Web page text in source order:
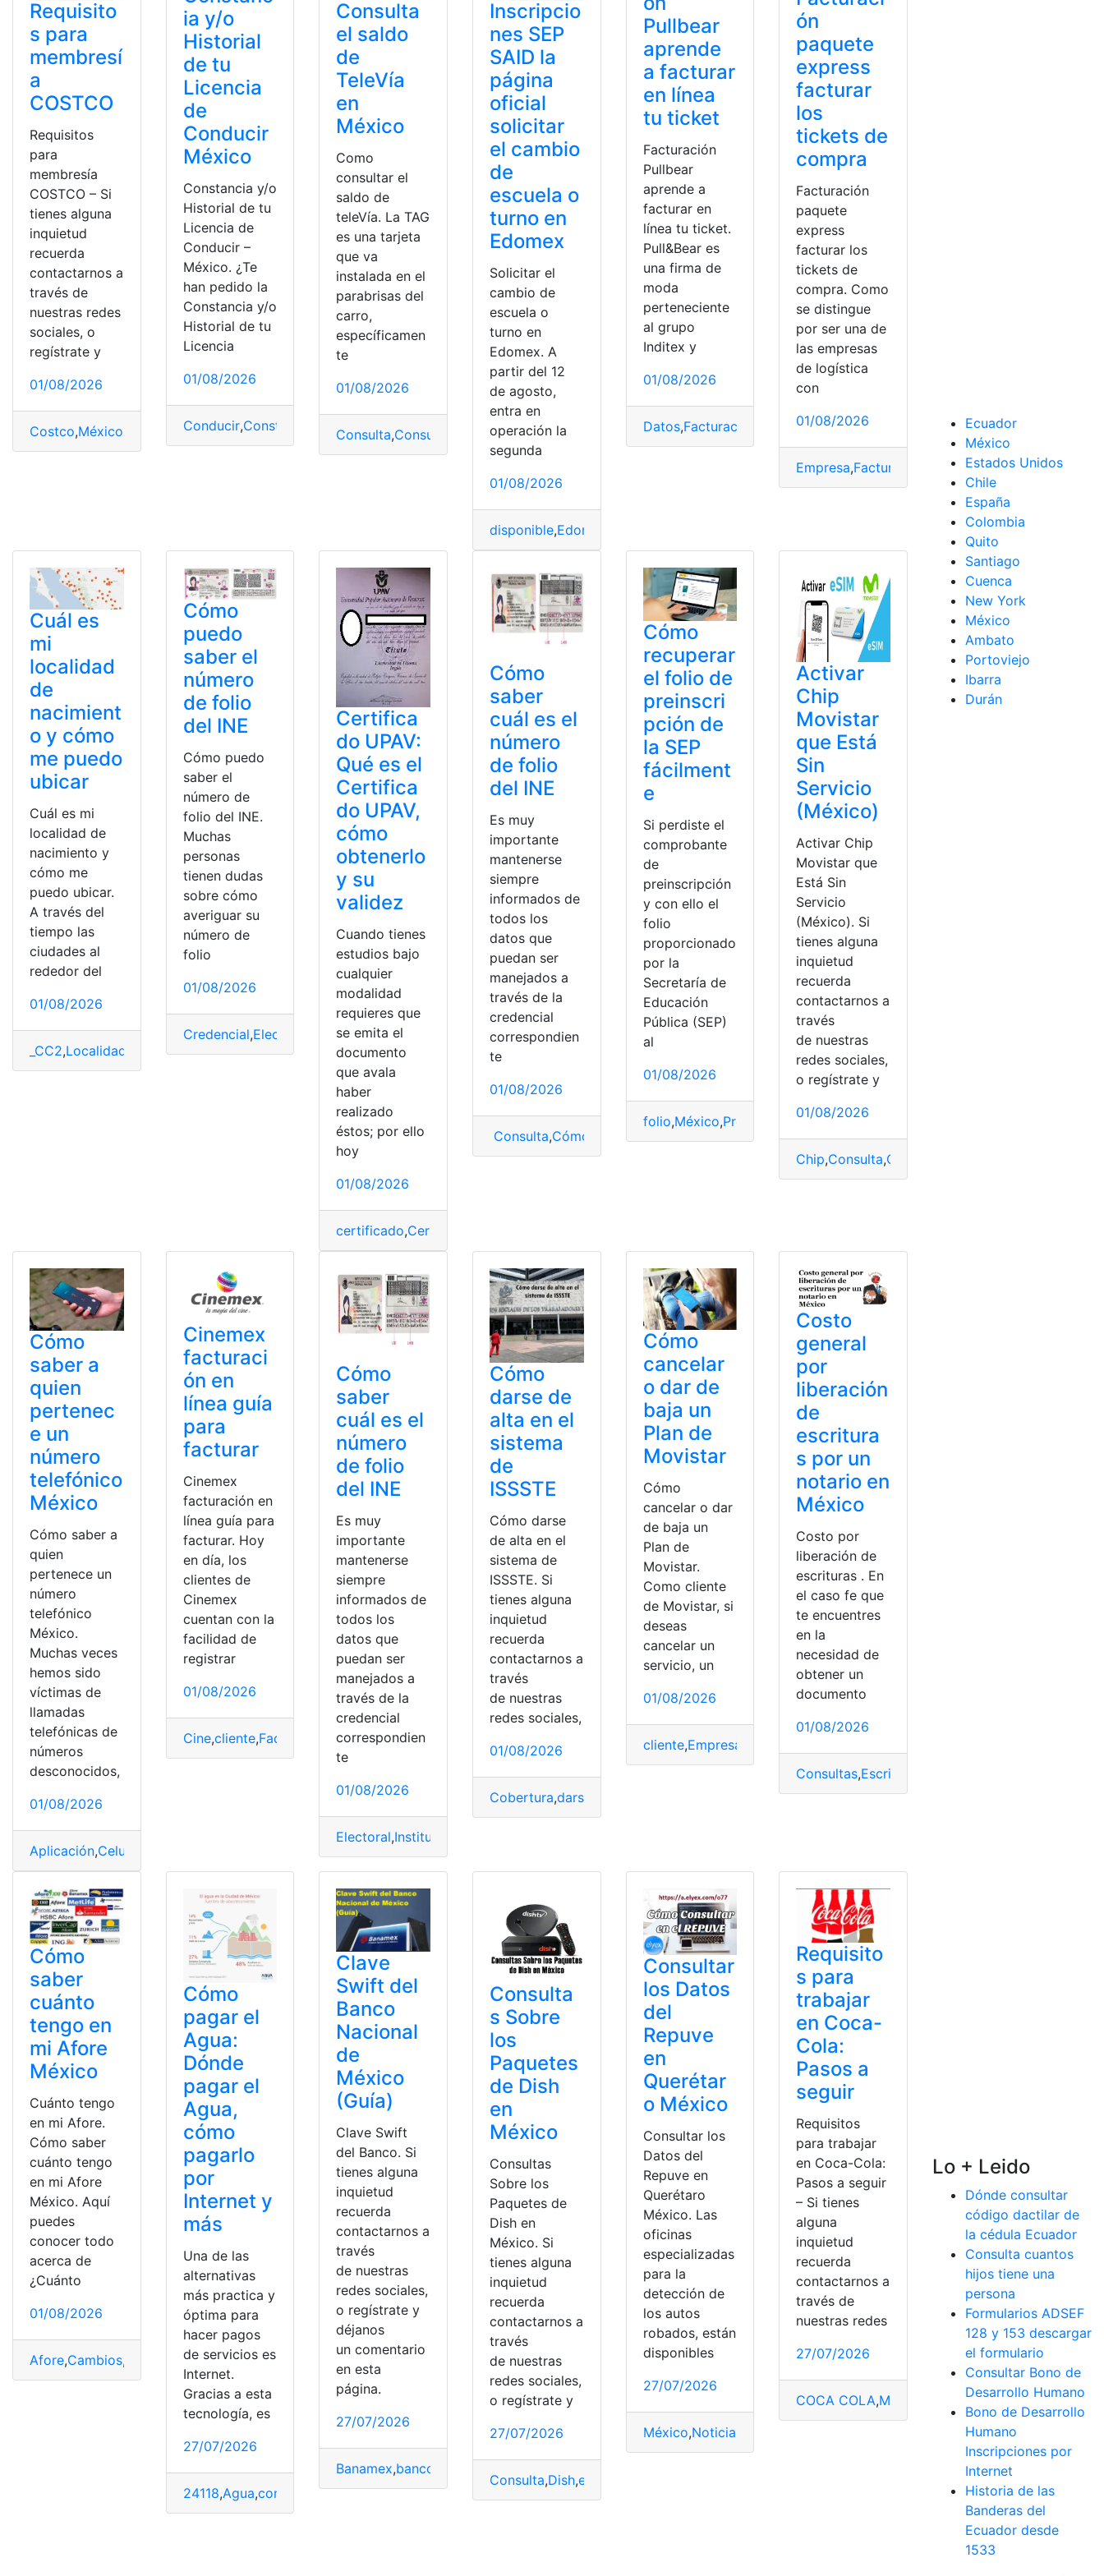
Requisito
s para
membresí
a
COSTCO
Requisitos
para
membresía
COSTCO – Si
tienes alguna
inquietud
recuerda
contactarnos a
través de
nuestras redes
sociales, o
regístrate y
01/08/2026
Costco,México registrados,registrar,Requisitos
ia y/o
Historial
de tu
Licencia
de
Conducir
México
Constancia y/o
Historial de tu
Licencia de
Conducir –
México. ¿Te
han pedido la
Constancia y/o
Historial de tu
Licencia
01/08/2026
Conducir,Constancia Licencias ,México
Consulta
el saldo
de
TeleVía
en
México
Como
consultar el
saldo de
teleVía. La TAG
es una tarjeta
que va
instalada en el
parabrisas del
carro,
específicamen
te
01/08/2026
Consulta,Consulta online,Consultas ,Consultas Online,Decreto,México
Inscripcio
nes SEP
SAID la
página
oficial
solicitar
el cambio
de
escuela o
turno en
Edomex
Solicitar el
cambio de
escuela o
turno en
Edomex. A
partir del 12
de agosto,
entra en
operación la
segunda
01/08/2026
disponible,Edoméx Turno
Pullbear
aprende
a facturar
en línea
tu ticket
Facturación
Pullbear
aprende a
facturar en
línea tu ticket.
Pull&Bear es
una firma de
moda
perteneciente
al grupo
Inditex y
01/08/2026
Datos,Facturación Firmas, México,Moda
ón
paquete
express
facturar
los
tickets de
compra
Facturación
paquete
express
facturar los
tickets de
compra. Como
se distingue
por ser una de
las empresas
de logística
con
01/08/2026
Empresa,Facturación México,Paquete,Proceso
Cuál es
mi
localidad
de
nacimient
o y cómo
me puedo
ubicar
Cuál es mi
localidad de
nacimiento y
cómo me
puedo ubicar.
A través del
tiempo las
ciudades al
rededor del
01/08/2026
_CC2,Localidad México,Nacimiento,Proceso Vivienda
Cómo
puedo
saber el
número
de folio
del INE
Cómo puedo
saber el
número de
folio del INE.
Muchas
personas
tienen dudas
sobre cómo
averiguar su
número de
folio
01/08/2026
Credencial,Elecciones México,número
Certifica
do UPAV:
Qué es el
Certifica
do UPAV,
cómo
obtenerlo
y su
validez
Cuando tienes
estudios bajo
cualquier
modalidad
requieres que
se emita el
documento
que avala
haber
realizado
éstos; por ello
hoy
01/08/2026
certificado,Certificado UPAV
Cómo
saber
cuál es el
número
de folio
del INE
Es muy
importante
mantenerse
siempre
informados de
todos los
datos que
puedan ser
manejados a
través de la
credencial
correspondien
te
01/08/2026
Consulta,Cómo saber el número de folio del INE,Número de folio del INE
Cómo
recuperar
el folio de
preinscri
pción de
la SEP
fácilment
e
Si perdiste el
comprobante
de
preinscripción
y con ello el
folio
proporcionado
por la
Secretaría de
Educación
Pública (SEP)
al
01/08/2026
folio,México,Preinscripción, Recuperar
Activar
Chip
Movistar
que Está
Sin
Servicio
(México)
Activar Chip
Movistar que
Está Sin
Servicio
(México). Si
tienes alguna
inquietud
recuerda
contactarnos a
través
de nuestras
redes sociales,
o regístrate y
01/08/2026
Chip,Consulta,Consulta online
Cómo
saber a
quien
pertenec
e un
número
telefónico
México
Cómo saber a
quien
pertenece un
número
telefónico
México.
Muchas veces
hemos sido
víctimas de
llamadas
telefónicas de
números
desconocidos,
01/08/2026
Aplicación,Celular
Cinemex
facturaci
ón en
línea guía
para
facturar
Cinemex
facturación en
línea guía para
facturar. Hoy
en día, los
clientes de
Cinemex
cuentan con la
facilidad de
registrar
01/08/2026
Cine,cliente,Facturación Línea,México
Cómo
saber
cuál es el
número
de folio
del INE
Es muy
importante
mantenerse
siempre
informados de
todos los
datos que
puedan ser
manejados a
través de la
credencial
correspondien
te
01/08/2026
Electoral,Instituto
Cómo
darse de
alta en el
sistema
de
ISSSTE
Cómo darse
de alta en el
sistema de
ISSSTE. Si
tienes alguna
inquietud
recuerda
contactarnos a
través
de nuestras
redes sociales,
01/08/2026
Cobertura,darse de alta Sistema
Cómo
cancelar
o dar de
baja un
Plan de
Movistar
Cómo
cancelar o dar
de baja un
Plan de
Movistar.
Como cliente
de Movistar, si
deseas
cancelar un
servicio, un
01/08/2026
cliente,Empresa
Costo
general
por
liberación
de
escritura
s por un
notario en
México
Costo por
liberación de
escrituras . En
el caso fe que
te encuentres
en la
necesidad de
obtener un
documento
01/08/2026
Consultas,Escrituras
Cómo
saber
cuánto
tengo en
mi Afore
México
Cuánto tengo
en mi Afore.
Cómo saber
cuánto tengo
en mi Afore
México. Aquí
puedes
conocer todo
acerca de
¿Cuánto
01/08/2026
Afore,Cambios, ,México,Rendimiento
Cómo
pagar el
Agua:
Dónde
pagar el
Agua,
cómo
pagarlo
por
Internet y
más
Una de las
alternativas
más practica y
óptima para
hacer pagos
de servicios es
Internet.
Gracias a esta
tecnología, es
27/07/2026
24118,Agua,contrato de agua,pago,Sacmex servicio básico
Clave
Swift del
Banco
Nacional
de
México
(Guía)
Clave Swift
del Banco. Si
tienes alguna
inquietud
recuerda
contactarnos a
través
de nuestras
redes sociales,
o regístrate y
déjanos
un comentario
en esta
página.
27/07/2026
Banamex,bancos
Consulta
s Sobre
los
Paquetes
de Dish
en
México
Consultas
Sobre los
Paquetes de
Dish en
México. Si
tienes alguna
inquietud
recuerda
contactarnos a
través
de nuestras
redes sociales,
o regístrate y
27/07/2026
Consulta,Dish,envío
Consultar
los Datos
del
Repuve
en
Querétar
o México
Consultar los
Datos del
Repuve en
Querétaro
México. Las
oficinas
especializadas
para la
detección de
los autos
robados, están
disponibles
27/07/2026
México,Noticias
Requisito
s para
trabajar
en Coca-
Cola:
Pasos a
seguir
Requisitos
para trabajar
en Coca-Cola:
Pasos a seguir
– Si tienes
alguna
inquietud
recuerda
contactarnos a
través de
nuestras redes
27/07/2026
COCA COLA,México Productos,Requisitos,
Ecuador
México
Estados Unidos
Chile
España
Colombia
Quito
Santiago
Cuenca
New York
México
Ambato
Portoviejo
Ibarra
Durán
Lo + Leido
Dónde consultar
código dactilar de
la cédula Ecuador
Consulta cuantos
hijos tiene una
persona
Formularios ADSEF
128 y 153 descargar
el formulario
Consultar Bono de
Desarrollo Humano
Bono de Desarrollo
Humano
Inscripciones por
Internet
Historia de las
Banderas del
Ecuador desde
1533